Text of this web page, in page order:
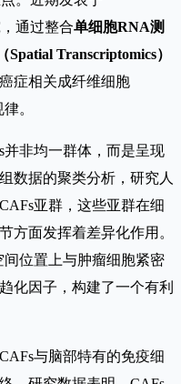
，通过整合单细胞RNA测
Spatial Transcriptomics）
症相关成纤维细胞
。
非均一群体，而是呈现
数据的聚类分析，研究人
亚群，这些亚群在细
方面发挥着差异化作用。
位置上与肿瘤细胞紧密
化因子，构建了一个有利
与脑部特有的免疫细